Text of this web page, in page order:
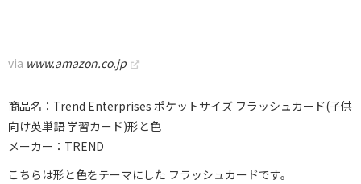
via www.amazon.co.jp
商品名：Trend Enterprises ポケットサイズ フラッシュカード(子供
向け英単語 学習カード)形と色
メーカー：TREND
こちらは形と色をテーマにした フラッシュカードです。